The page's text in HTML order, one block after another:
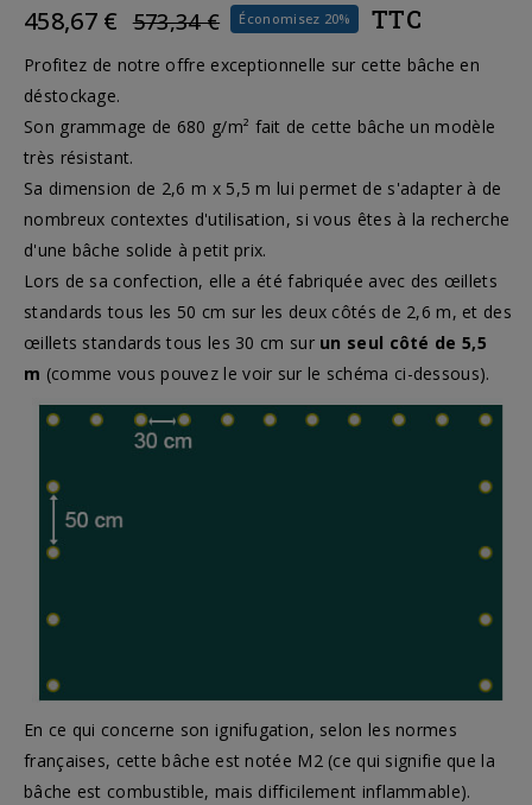
458,67 € 573,34 € Économisez 20% TTC
Profitez de notre offre exceptionnelle sur cette bâche en
déstockage.
Son grammage de 680 g/m² fait de cette bâche un modèle
très résistant.
Sa dimension de 2,6 m x 5,5 m lui permet de s'adapter à de
nombreux contextes d'utilisation, si vous êtes à la recherche
d'une bâche solide à petit prix.
Lors de sa confection, elle a été fabriquée avec des œillets
standards tous les 50 cm sur les deux côtés de 2,6 m, et des
œillets standards tous les 30 cm sur un seul côté de 5,5
m (comme vous pouvez le voir sur le schéma ci-dessous).
En ce qui concerne son ignifugation, selon les normes
françaises, cette bâche est notée M2 (ce qui signifie que la
bâche est combustible, mais difficilement inflammable).